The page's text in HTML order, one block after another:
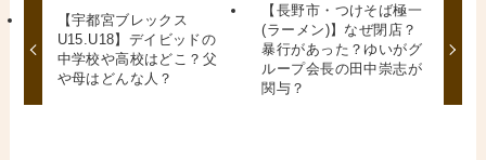
【宇都宮ブレックス
U15.U18】デイビッドの
中学校や高校はどこ？父
や母はどんな人？
【長野市・つけそば極一
(ラーメン)】なぜ閉店？
暴行があった？ゆいがグ
ループ会長の田中崇志が
関与？